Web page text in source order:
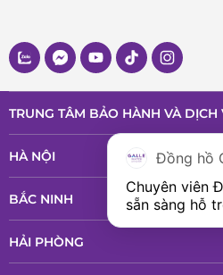
TRUNG TÂM BẢO HÀNH VÀ DỊCH
HÀ NỘI
BẮC NINH
HẢI PHÒNG
Đồng hồ
Chuyên viên
sẵn sàng hỗ